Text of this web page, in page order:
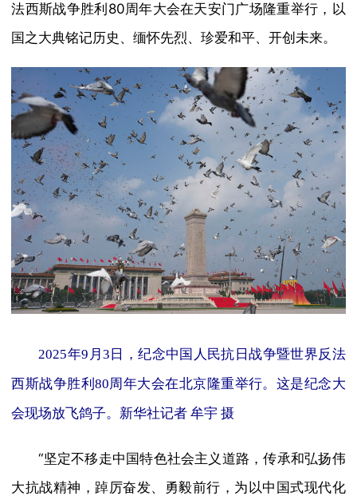
法西斯战争胜利80周年大会在天安门广场隆重举行，以
国之大典铭记历史、缅怀先烈、珍爱和平、开创未来。
2025年9月3日，纪念中国人民抗日战争暨世界反法
西斯战争胜利80周年大会在北京隆重举行。这是纪念大
会现场放飞鸽子。新华社记者 牟宇 摄
“坚定不移走中国特色社会主义道路，传承和弘扬伟
大抗战精神，踔厉奋发、勇毅前行，为以中国式现代化